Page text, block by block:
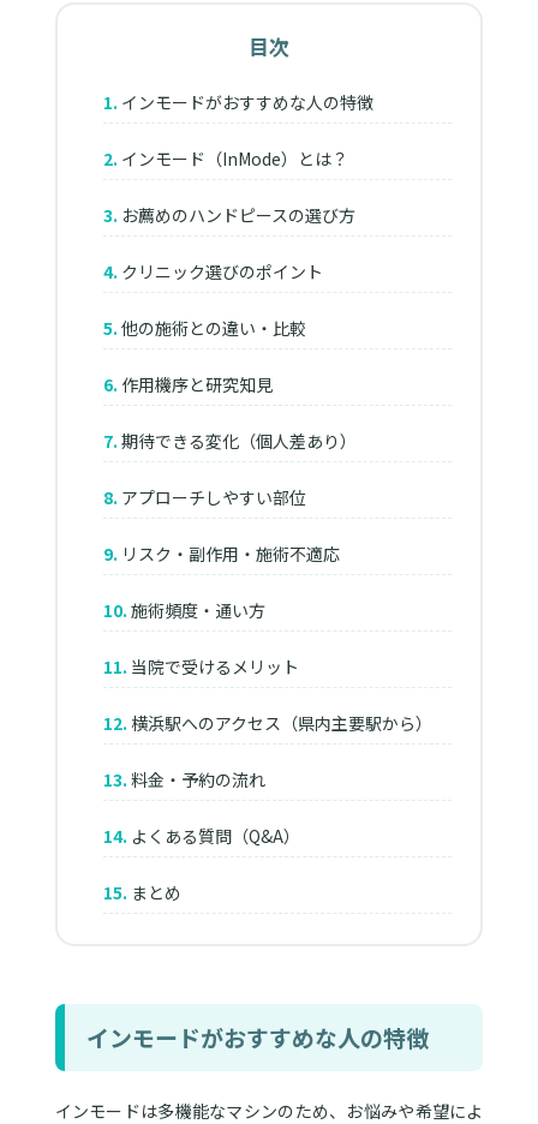
目次
インモードがおすすめな人の特徴
インモード（InMode）とは？
お薦めのハンドピースの選び方
クリニック選びのポイント
他の施術との違い・比較
作用機序と研究知見
期待できる変化（個人差あり）
アプローチしやすい部位
リスク・副作用・施術不適応
施術頻度・通い方
当院で受けるメリット
横浜駅へのアクセス（県内主要駅から）
料金・予約の流れ
よくある質問（Q&A）
まとめ
インモードがおすすめな人の特徴
インモードは多機能なマシンのため、お悩みや希望によ